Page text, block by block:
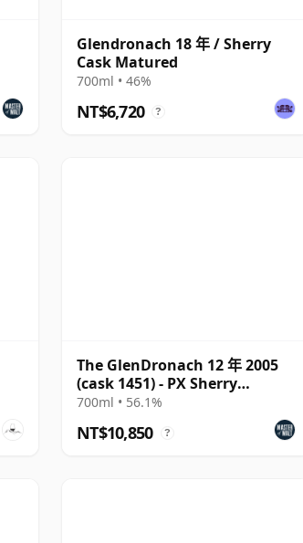
Glendronach 18 年 / Sherry
Cask Matured
700ml • 46%
NT$6,720 ?
The GlenDronach 12 年 2005
(cask 1451) - PX Sherry
Puncheon
700ml • 56.1%
NT$10,850 ?